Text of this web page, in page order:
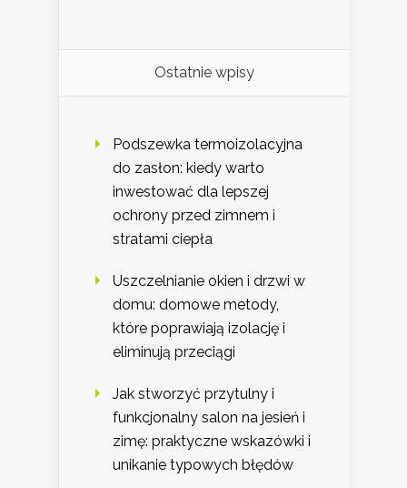
Ostatnie wpisy
Podszewka termoizolacyjna
do zasłon: kiedy warto
inwestować dla lepszej
ochrony przed zimnem i
stratami ciepła
Uszczelnianie okien i drzwi w
domu: domowe metody,
które poprawiają izolację i
eliminują przeciągi
Jak stworzyć przytulny i
funkcjonalny salon na jesień i
zimę: praktyczne wskazówki i
unikanie typowych błędów